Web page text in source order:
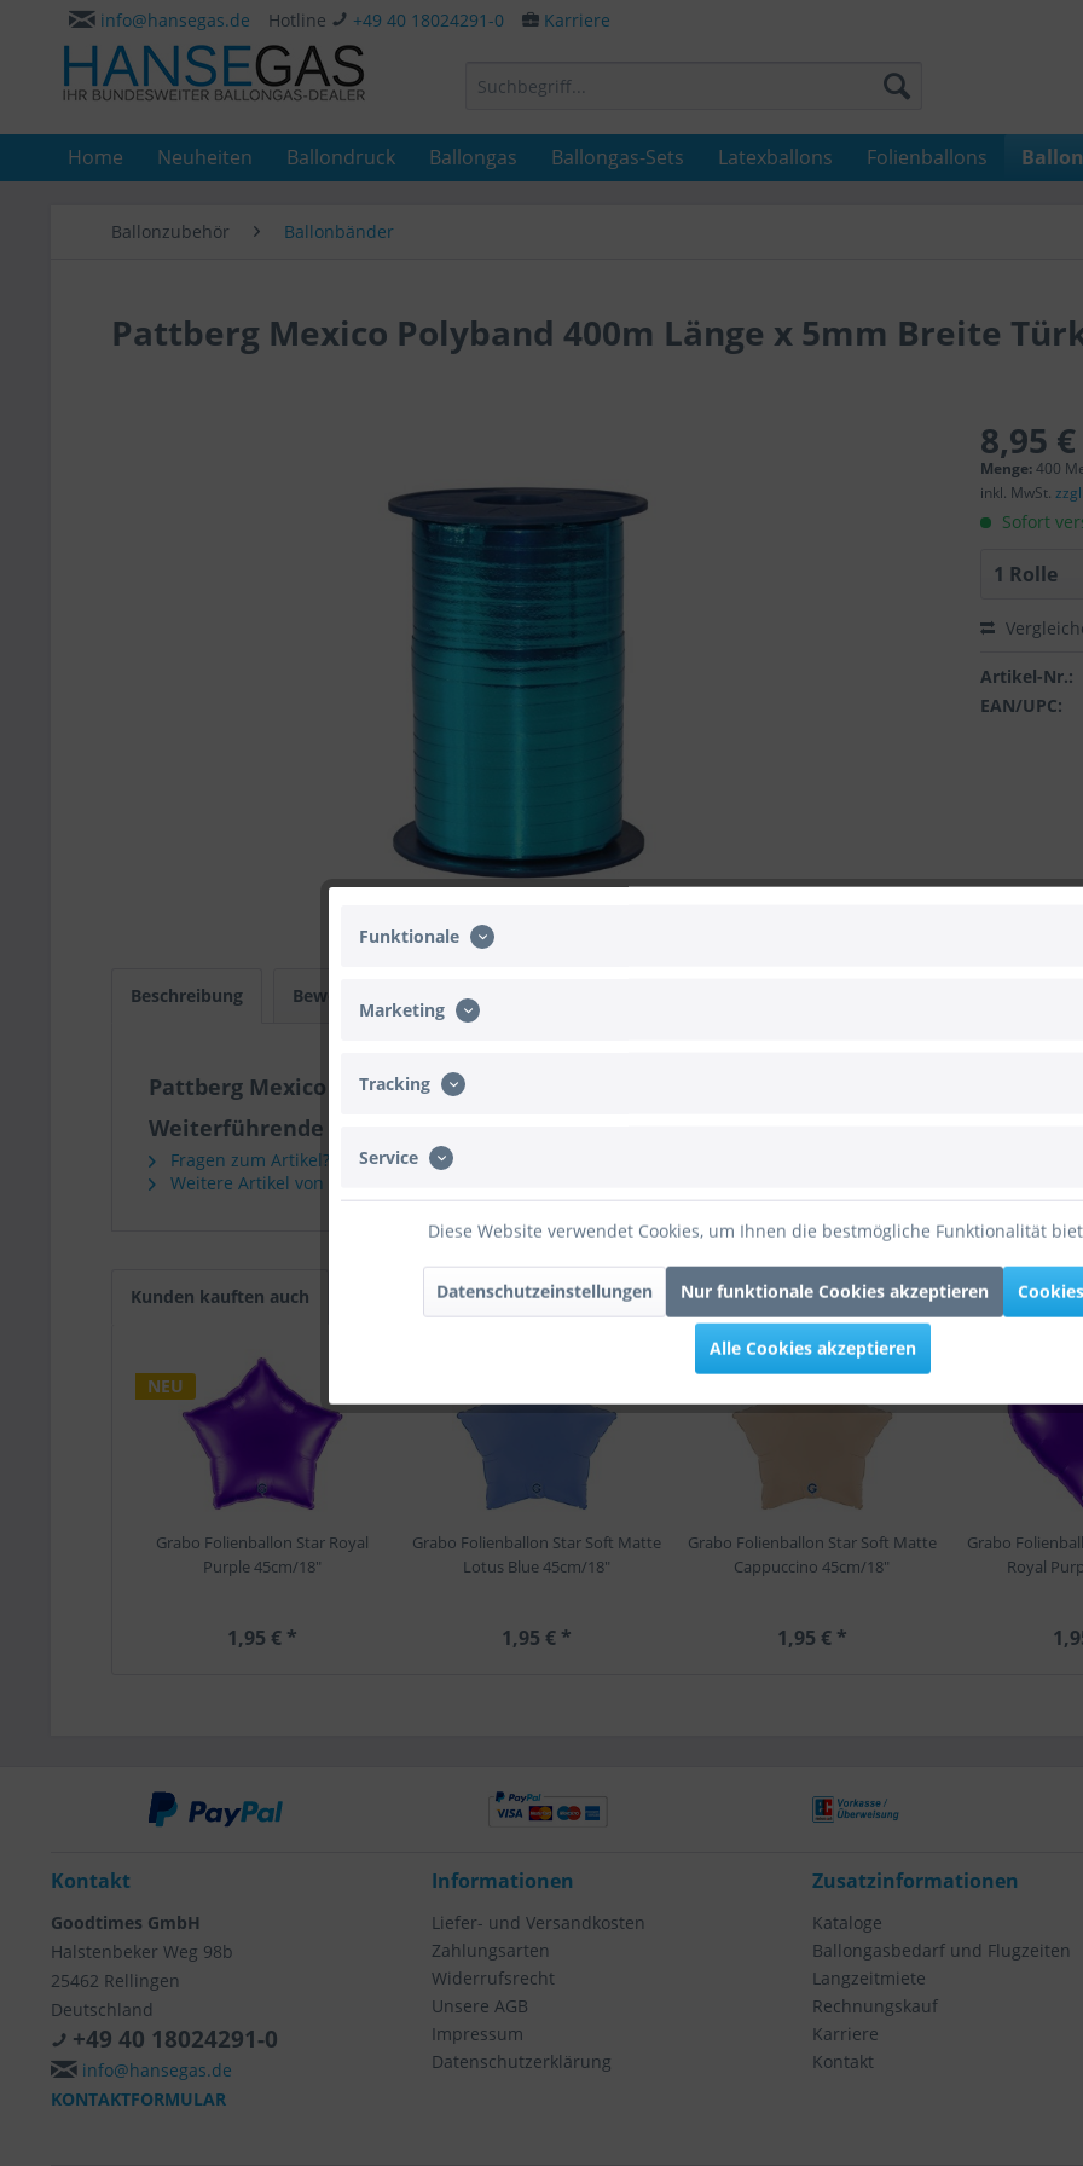
info@hansegas.de Hotline +49 40 18024291-0 Karriere
Home Neuheiten Ballondruck Ballongas Ballongas-Sets Latexballons Folienballons
Ballonzubehör Ballonbänder
Pattberg Mexico Polyband 400m Länge x 5mm Breite
8,95
Menge:400
inkl. MwSt.
Sofort
Artikel-Nr.:
EAN/UPC:
Beschreibung Bewertungen
Pattberg Mexico Polyband 400m Länge x 5mm Breite Türkis
Weiterführende Links zu "Pattberg Mexico Polyband 400m Länge x 5mm Breite Türkis"
Fragen zum Artikel?
Weitere Artikel von Pattberg
Kunden kauften auch
NEU
Grabo Folienballon Star Royal
Purple 45cm/18"
1,95 € *
Grabo Folienballon Star Soft Matte
Lotus Blue 45cm/18"
1,95 € *
Grabo Folienballon Star Soft Matte
Cappuccino 45cm/18"
1,95 € *
Grabo
Royal
Kontakt
Goodtimes GmbH
Halstenbeker Weg 98b
25462 Rellingen
Deutschland
+49 40 18024291-0
info@hansegas.de
KONTAKTFORMULAR
Informationen
Liefer- und Versandkosten
Zahlungsarten
Widerrufsrecht
Unsere AGB
Impressum
Datenschutzerklärung
Zusatzinformationen
Kataloge
Ballongasbedarf und Flugzeiten
Langzeitmiete
Rechnungskauf
Karriere
Kontakt
Funktionale
Marketing
Tracking
Service
Diese Website verwendet Cookies, um Ihnen die bestmögliche Funktionalität
Datenschutzeinstellungen Nur funktionale Cookies akzeptieren
Alle Cookies akzeptieren